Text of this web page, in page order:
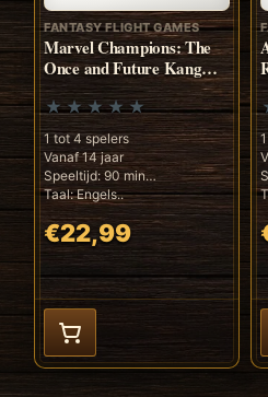
FANTASY FLIGHT GAMES
Marvel Champions: The
Once and Future Kang
Scenario Pack (ENG)
1 tot 4 spelers
Vanaf 14 jaar
Speeltijd: 90 min
Taal: Engels..
€22,99